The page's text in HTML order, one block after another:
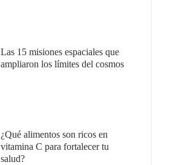
Las 15 misiones espaciales que
ampliaron los límites del cosmos
¿Qué alimentos son ricos en
vitamina C para fortalecer tu
salud?